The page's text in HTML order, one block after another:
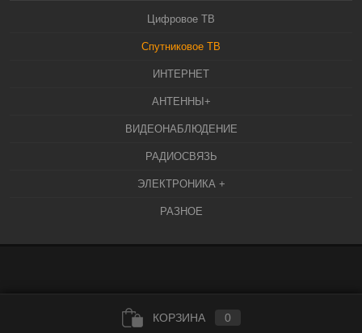
Цифровое ТВ
Спутниковое ТВ
ИНТЕРНЕТ
АНТЕННЫ+
ВИДЕОНАБЛЮДЕНИЕ
РАДИОСВЯЗЬ
ЭЛЕКТРОНИКА +
РАЗНОЕ
КОРЗИНА 0